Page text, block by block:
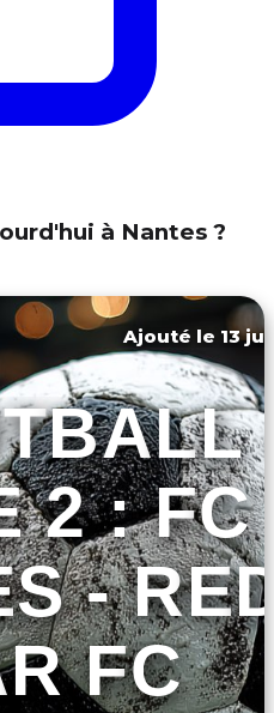
à Nantes ?
Ajouté le 13
2 : FC
-
FC